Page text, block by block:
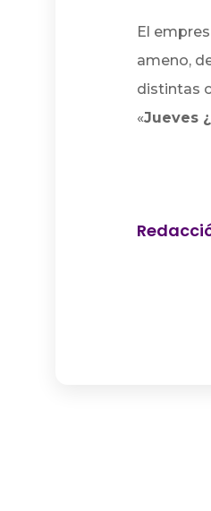
El
ameno,
distintas
«Jueves